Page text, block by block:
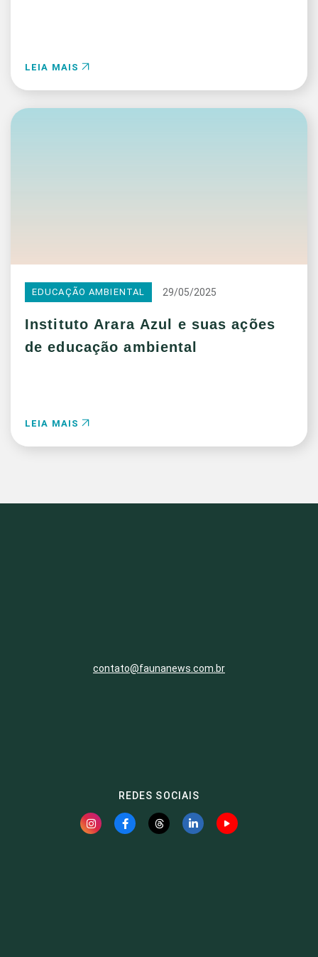
LEIA MAIS
EDUCAÇÃO AMBIENTAL 29/05/2025
Instituto Arara Azul e suas ações
de educação ambiental
LEIA MAIS
contato@faunanews.com.br
REDES SOCIAIS